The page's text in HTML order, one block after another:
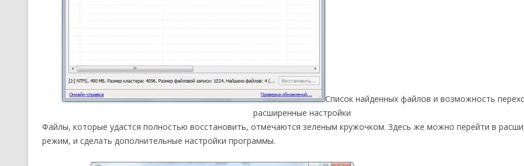
Список найденных файлов и возможность
расширенные настройки
Файлы, которые удастся полностью восстановить, отмечаются зеленым кружочком. Здесь же можно перейти в
режим, и сделать дополнительные настройки программы.